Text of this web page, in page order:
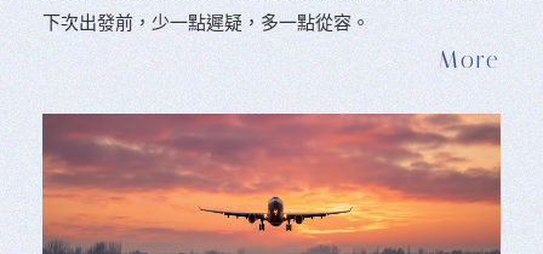
下次出發前，少一點遲疑，多一點從容。